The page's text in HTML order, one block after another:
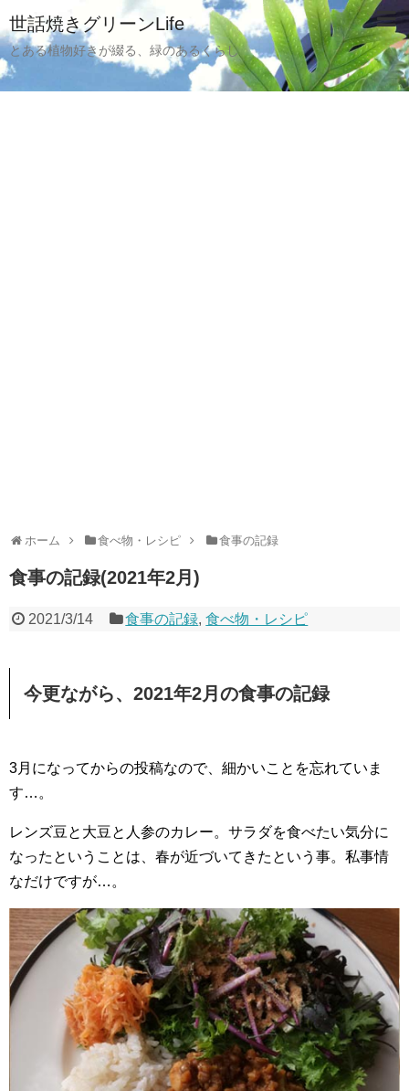
世話焼きグリーンLife
とある植物好きが綴る、緑のあるくらし
ホーム 食べ物・レシピ 食事の記録
食事の記録(2021年2月)
2021/3/14 食事の記録,食べ物・レシピ
今更ながら、2021年2月の食事の記録
3月になってからの投稿なので、細かいことを忘れていま
す…。
レンズ豆と大豆と人参のカレー。サラダを食べたい気分に
なったということは、春が近づいてきたという事。私事情
なだけですが…。